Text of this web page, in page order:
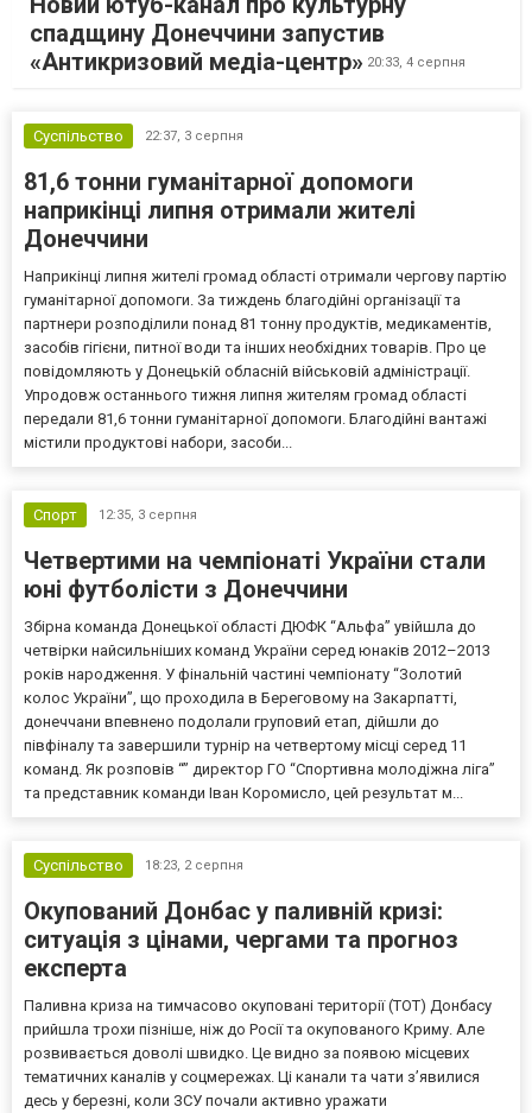
спадщину Донеччини запустив
«Антикризовий медіа-центр» 20:33, 4 серпня
Суспільство 22:37, 3 серпня
81,6 тонни гуманітарної допомоги
наприкінці липня отримали жителі
Донеччини
Наприкінці липня жителі громад області отримали чергову партію
гуманітарної допомоги. За тиждень благодійні організації та
партнери розподілили понад 81 тонну продуктів, медикаментів,
засобів гігієни, питної води та інших необхідних товарів. Про це
повідомляють у Донецькій обласній військовій адміністрації.
Упродовж останнього тижня липня жителям громад області
передали 81,6 тонни гуманітарної допомоги. Благодійні вантажі
містили продуктові набори, засоби...
Спорт 12:35, 3 серпня
Четвертими на чемпіонаті України стали
юні футболісти з Донеччини
Збірна команда Донецької області ДЮФК “Альфа” увійшла до
четвірки найсильніших команд України серед юнаків 2012–2013
років народження. У фінальній частині чемпіонату “Золотий
колос України”, що проходила в Береговому на Закарпатті,
донеччани впевнено подолали груповий етап, дійшли до
півфіналу та завершили турнір на четвертому місці серед 11
команд. Як розповів “” директор ГО “Спортивна молодіжна ліга”
та представник команди Іван Коромисло, цей результат м...
Суспільство 18:23, 2 серпня
Окупований Донбас у паливній кризі:
ситуація з цінами, чергами та прогноз
експерта
Паливна криза на тимчасово окуповані території (ТОТ) Донбасу
прийшла трохи пізніше, ніж до Росії та окупованого Криму. Але
розвивається доволі швидко. Це видно за появою місцевих
тематичних каналів у соцмережах. Ці канали та чати з’явилися
десь у березні, коли ЗСУ почали активно уражати